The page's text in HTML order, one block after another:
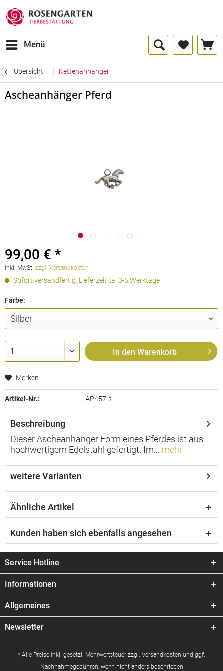
Menü
Übersicht Kettenanhänger
Ascheanhänger Pferd
99,00 € *
inkl. MwSt. zzgl. Versandkosten
Sofort versandfertig, Lieferzeit ca. 3-5 Werktage
Farbe:
In den Warenkorb
Merken
Artikel-Nr.: AP457-s
Beschreibung
Dieser Ascheanhänger Form eines Pferdes ist aus
hochwertigem Edelstahl gefertigt. Im... mehr
weitere Varianten
Ähnliche Artikel
Kunden haben sich ebenfalls angesehen
Service Hotline
Informationen
Allgemeines
Newsletter
* Alle Preise inkl. gesetzl. Mehrwertsteuer zzgl. Versandkosten und ggf.
Nachnahmegebühren, wenn nicht anders beschrieben